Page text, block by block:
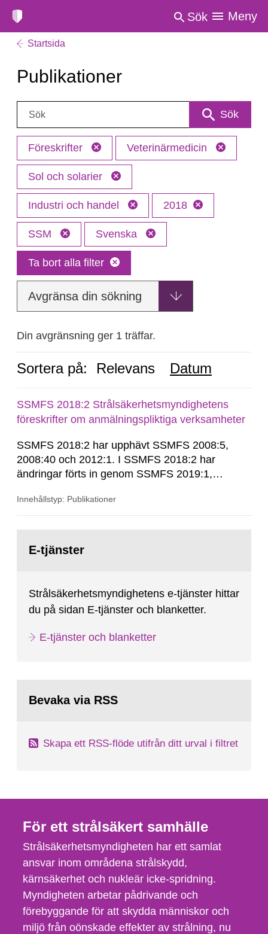
Sök Meny
Startsida
Publikationer
Sök: Sök
Föreskrifter Veterinärmedicin
Sol och solarier
Industri och handel 2018
SSM Svenska
Ta bort alla filter
Avgränsa din sökning
Din avgränsning ger 1 träffar.
Sortera på: Relevans Datum
SSMFS 2018:2 Strålsäkerhetsmyndighetens
föreskrifter om anmälningspliktiga verksamheter
SSMFS 2018:2 har upphävt SSMFS 2008:5,
2008:40 och 2012:1. I SSMFS 2018:2 har
ändringar förts in genom SSMFS 2019:1,
Innehållstyp: Publikationer
sida:E-tjänster
Strålsäkerhetsmyndighetens e-tjänster hittar
du på sidan E-tjänster och blanketter.
E-tjänster och blanketter
Bevaka via RSS
Skapa ett RSS-flöde utifrån ditt urval i filtret
För ett strålsäkert samhälle
Strålsäkerhetsmyndigheten har ett samlat
ansvar inom områdena strålskydd,
kärnsäkerhet och nukleär icke-spridning.
Myndigheten arbetar pådrivande och
förebyggande för att skydda människor och
miljö från oönskade effekter av strålning, nu